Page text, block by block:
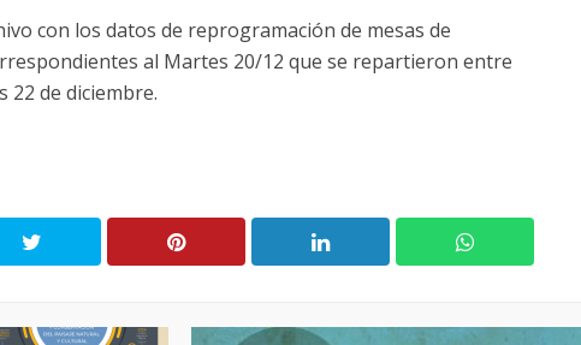
con los datos de reprogramación de mesas de
al Martes 20/12 que se repartieron entre
22 de diciembre.